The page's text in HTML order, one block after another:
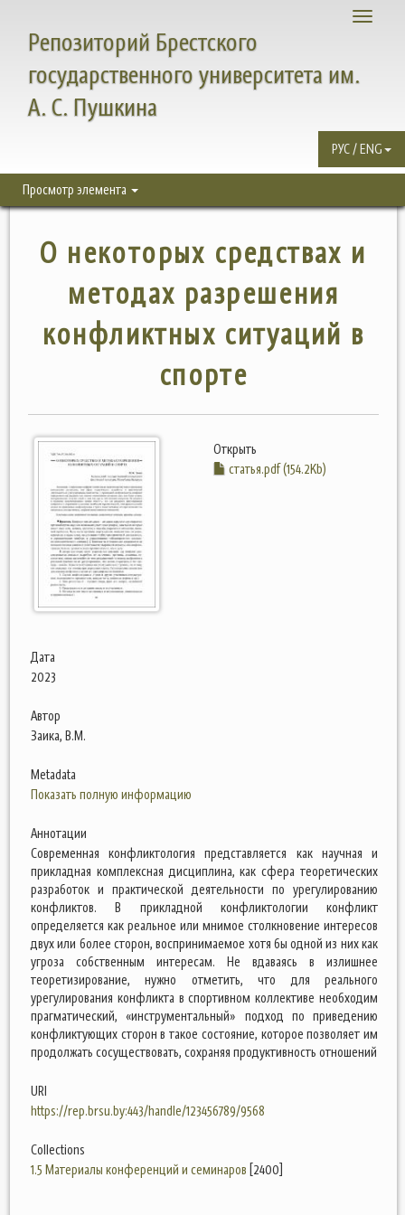
Toggle
Репозиторий Брестского
государственного университета им.
А. С. Пушкина
РУС / ENG
Просмотр элемента
О некоторых средствах и
методах разрешения
конфликтных ситуаций в
спорте
Открыть
статья.pdf (154.2Kb)
Дата
2023
Автор
Заика, В.М.
Metadata
Показать полную информацию
Аннотации
Современная конфликтология представляется как научная и
прикладная комплексная дисциплина, как сфера теоретических
разработок и практической деятельности по урегулированию
конфликтов. В прикладной конфликтологии конфликт
определяется как реальное или мнимое столкновение интересов
двух или более сторон, воспринимаемое хотя бы одной из них как
угроза собственным интересам. Не вдаваясь в излишнее
теоретизирование, нужно отметить, что для реального
урегулирования конфликта в спортивном коллективе необходим
прагматический, «инструментальный» подход по приведению
конфликтующих сторон в такое состояние, которое позволяет им
продолжать сосуществовать, сохраняя продуктивность отношений
URI
https://rep.brsu.by:443/handle/123456789/9568
Collections
1.5 Материалы конференций и семинаров [2400]